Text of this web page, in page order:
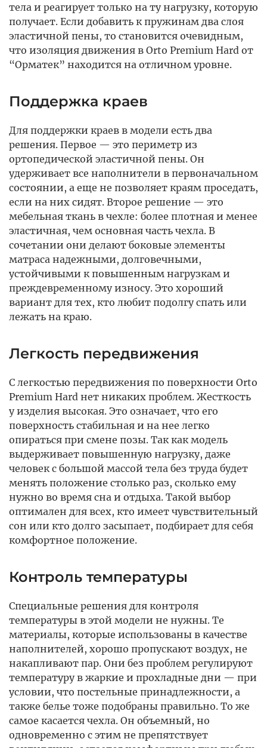
тела и реагирует только на ту нагрузку, которую
получает. Если добавить к пружинам два слоя
эластичной пены, то становится очевидным,
что изоляция движения в Orto Premium Hard от
“Орматек” находится на отличном уровне.
Поддержка краев
Для поддержки краев в модели есть два
решения. Первое — это периметр из
ортопедической эластичной пены. Он
удерживает все наполнители в первоначальном
состоянии, а еще не позволяет краям проседать,
если на них сидят. Второе решение — это
мебельная ткань в чехле: более плотная и менее
эластичная, чем основная часть чехла. В
сочетании они делают боковые элементы
матраса надежными, долговечными,
устойчивыми к повышенным нагрузкам и
преждевременному износу. Это хороший
вариант для тех, кто любит подолгу спать или
лежать на краю.
Легкость передвижения
С легкостью передвижения по поверхности Orto
Premium Hard нет никаких проблем. Жесткость
у изделия высокая. Это означает, что его
поверхность стабильная и на нее легко
опираться при смене позы. Так как модель
выдерживает повышенную нагрузку, даже
человек с большой массой тела без труда будет
менять положение столько раз, сколько ему
нужно во время сна и отдыха. Такой выбор
оптимален для всех, кто имеет чувствительный
сон или кто долго засыпает, подбирает для себя
комфортное положение.
Контроль температуры
Специальные решения для контроля
температуры в этой модели не нужны. Те
материалы, которые использованы в качестве
наполнителей, хорошо пропускают воздух, не
накапливают пар. Они без проблем регулируют
температуру в жаркие и прохладные дни — при
условии, что постельные принадлежности, а
также белье тоже подобраны правильно. То же
самое касается чехла. Он объемный, но
одновременно с этим не препятствует